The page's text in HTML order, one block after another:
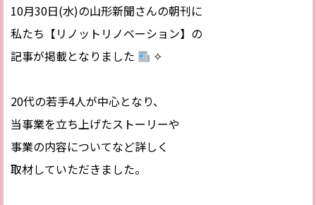
10月30日(水)の山形新聞さんの朝刊に
私たち【リノットリノベーション】の
記事が掲載となりました
✧
20代の若手4人が中心となり、
当事業を立ち上げたストーリーや
事業の内容についてなど詳しく
取材していただきました。